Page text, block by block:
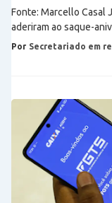
Fonte: Marcello Casal
aderiram ao saque-
Por Secretariado em